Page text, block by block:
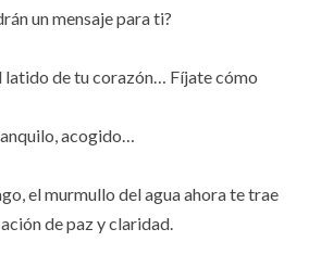
un mensaje para ti?
latido de tu corazón… Fíjate cómo
acogido…
el murmullo del agua ahora te trae
de paz y claridad.